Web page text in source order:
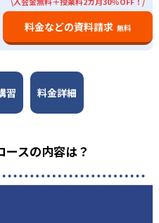
料金などの資料請求 無料
習 料金詳細
スの内容は？